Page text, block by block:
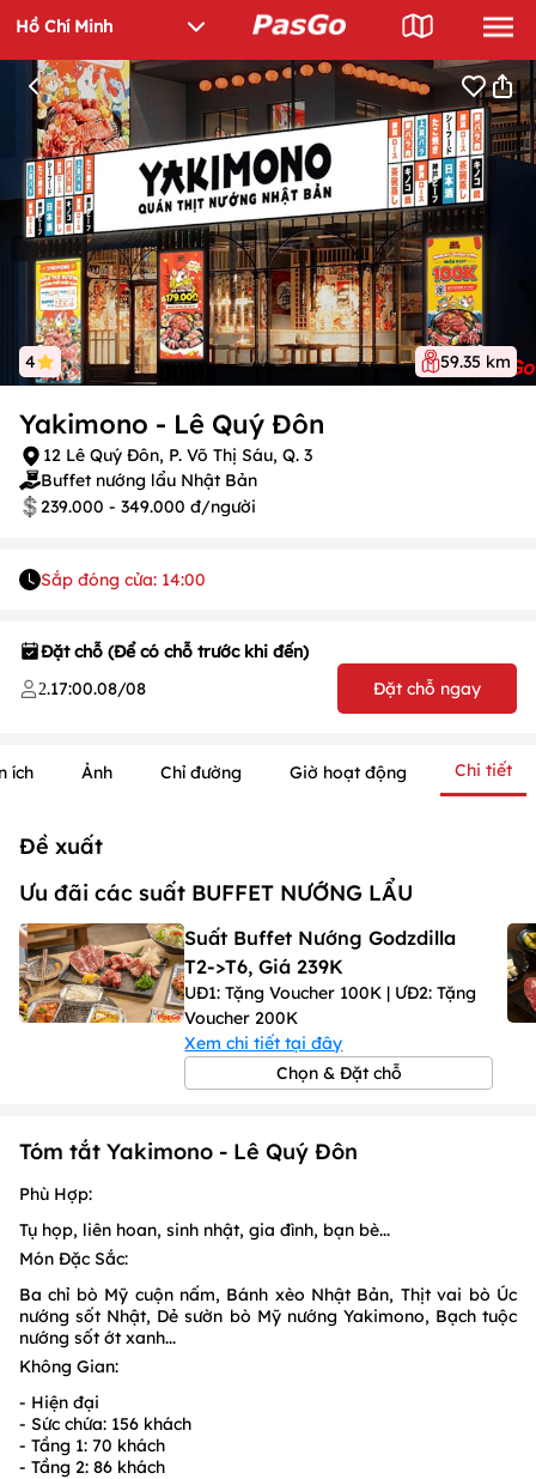
4 59.35 km
Yakimono - Lê Quý Đôn
12 Lê Quý Đôn, P. Võ Thị Sáu, Q. 3
Buffet nướng lẩu Nhật Bản
239.000 - 349.000 đ/người
Sắp đóng cửa: 14:00
Đặt chỗ (Để có chỗ trước khi đến)
2.17:00.08/08 Đặt chỗ ngay
ích Ảnh Chỉ đường Giờ hoạt động Chi tiết
Đề xuất
Ưu đãi các suất BUFFET NƯỚNG LẨU
Suất Buffet Nướng Godzdilla
T2->T6, Giá 239K
UĐ1: Tặng Voucher 100K | ƯĐ2: Tặng
Voucher 200K
Xem chi tiết tại đây
Chọn & Đặt chỗ
Tóm tắt Yakimono - Lê Quý Đôn
Phù Hợp:
Tụ họp, liên hoan, sinh nhật, gia đình, bạn bè...
Món Đặc Sắc:
Ba chỉ bò Mỹ cuộn nấm, Bánh xèo Nhật Bản, Thịt vai bò Úc
nướng sốt Nhật, Dẻ sườn bò Mỹ nướng Yakimono, Bạch tuộc
nướng sốt ớt xanh...
Không Gian:
- Hiện đại
- Sức chứa: 156 khách
- Tầng 1: 70 khách
- Tầng 2: 86 khách
/1